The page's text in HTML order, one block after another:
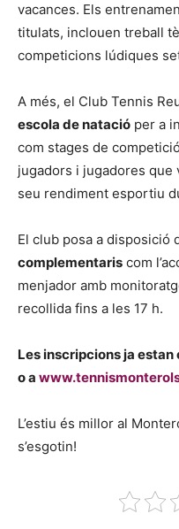
vacances. Els
titulats, inclouen treball
competicions lúdiques
A més, el Club Tennis
escola de natació per a
com stages de
jugadors i jugadores
seu rendiment esportiu
El club posa a disposició
complementaris com
menjador amb
recollida fins a les 17 h.
Les inscripcions ja
o a
L’estiu és millor al
s’esgotin!